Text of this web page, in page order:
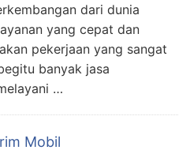
dari dunia
yang cepat dan
pekerjaan yang sangat
banyak jasa
…
Mobil